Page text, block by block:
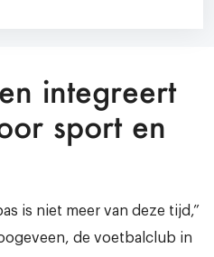
integreert
sport en
is niet meer van deze tijd,”
de voetbalclub in